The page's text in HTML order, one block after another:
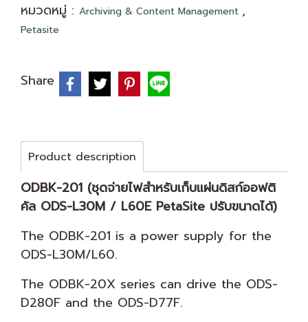
หมวดหมู่ : Archiving & Content Management ,
Petasite
Share
Product description
ODBK-201 (ชุดจ่ายไฟสำหรับเก็บแผ่นดิสก์ออฟติ
คัล ODS-L30M / L60E PetaSite ปรับขนาดได้)
The ODBK-201 is a power supply for the
ODS-L30M/L60.
The ODBK-20X series can drive the ODS-
D280F and the ODS-D77F.